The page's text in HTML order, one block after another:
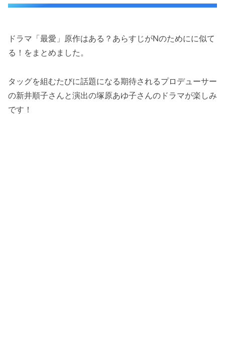
ドラマ「最愛」原作はある？あらすじがNのためにに似て
る！をまとめました。
タッグを組むたびに話題になる期待されるプロデューサー
の新井順子さんと演出の塚原あゆ子さんのドラマが楽しみ
です！